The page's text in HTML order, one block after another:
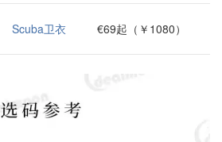
Scuba卫衣 €69起（￥1080）